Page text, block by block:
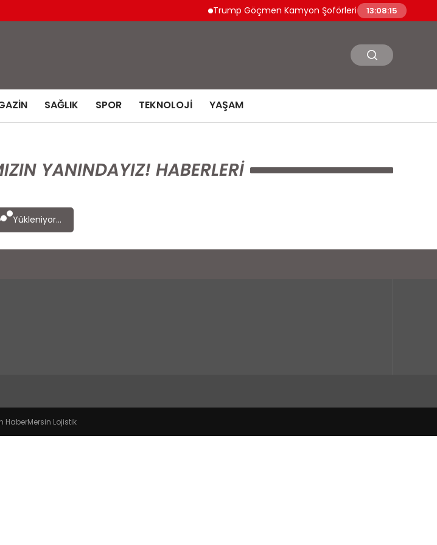
Trump Göçmen Kamyon Şoförleri Yerine Gazileri
13:08:15
SAĞLIK SPOR TEKNOLOJI YAŞAM
YANINDAYIZ! HABERLERI
Yükleniyor...
HaberMersin Lojistik